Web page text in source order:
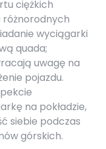
ciężkich
wyciągarki
quada;
uwagę na
pojazdu.
na pokładzie,
siebie podczas
górskich.